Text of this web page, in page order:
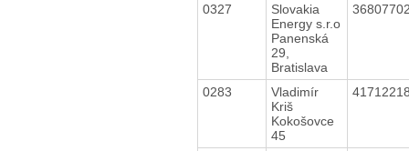
0327
Slovakia
Energy s.r.o
Panenská
29,
Bratislava
0283
Vladimír
Kriš
Kokošovce
45